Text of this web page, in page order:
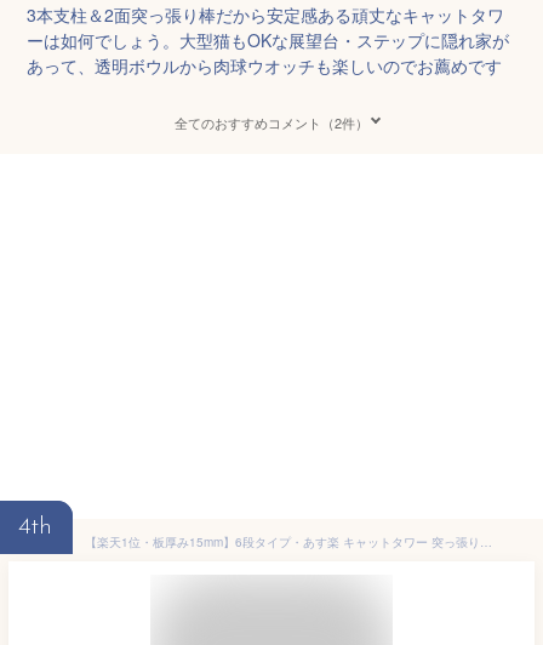
3本支柱＆2面突っ張り棒だから安定感ある頑丈なキャットタワ
ーは如何でしょう。大型猫もOKな展望台・ステップに隠れ家が
あって、透明ボウルから肉球ウオッチも楽しいのでお薦めです
全てのおすすめコメント（2件）
4th
【楽天1位・板厚み15mm】6段タイプ・あす楽 キャットタワー 突っ張り 木製 スリム 木登り シニア クリアボウル シンプル キャットツリー 猫タワー 極太 直径12cm 大型猫 中型 おしゃれ 滑り止めマット付き 省スベース 宇宙船 爪とぎ 多頭飼い 安定 天然麻 コットン紐